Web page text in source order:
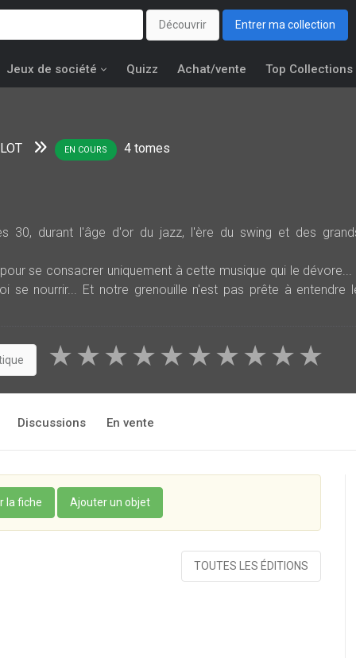
Découvrir Entrer ma collection
Jeux de société Quizz Achat/vente Top Collections
EN COURS 4 tomes
30, durant l'âge d'or du jazz, l'ère du swing et des
se consacrer uniquement à cette musique qui le dévore...
se nourrir... Et notre grenouille n'est pas prête à entendre
★
★
★
★
★
★
★
★
★
★
Discussions En vente
la fiche Ajouter un objet
TOUTES LES ÉDITIONS